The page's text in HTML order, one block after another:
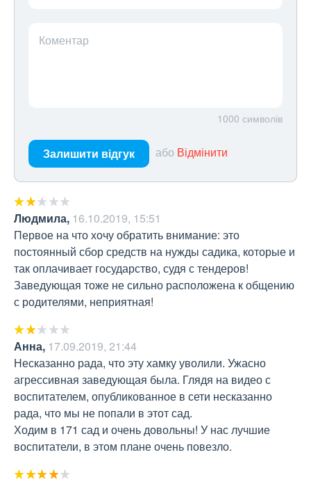
Коментар
1000 символів
Залишити відгук або Відмінити
Людмила, 16.10.2019, 15:51
Первое на что хочу обратить внимание: это
постоянный сбор средств на нужды садика, которые и
так оплачивает государство, судя с тендеров!
Заведующая тоже не сильно расположена к общению
с родителями, неприятная!
Анна, 17.09.2019, 21:44
Несказанно рада, что эту хамку уволили. Ужасно
агрессивная заведующая была. Глядя на видео с
воспитателем, опубликованное в сети несказанно
рада, что мы не попали в этот сад.
Ходим в 171 сад и очень довольны! У нас лучшие
воспитатели, в этом плане очень повезло.